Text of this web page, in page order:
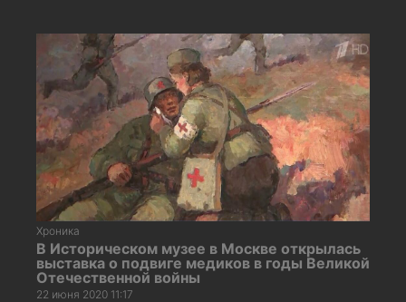
Хроника
В Историческом музее в Москве открылась
выставка о подвиге медиков в годы Великой
Отечественной войны
22 июня 2020 11:17